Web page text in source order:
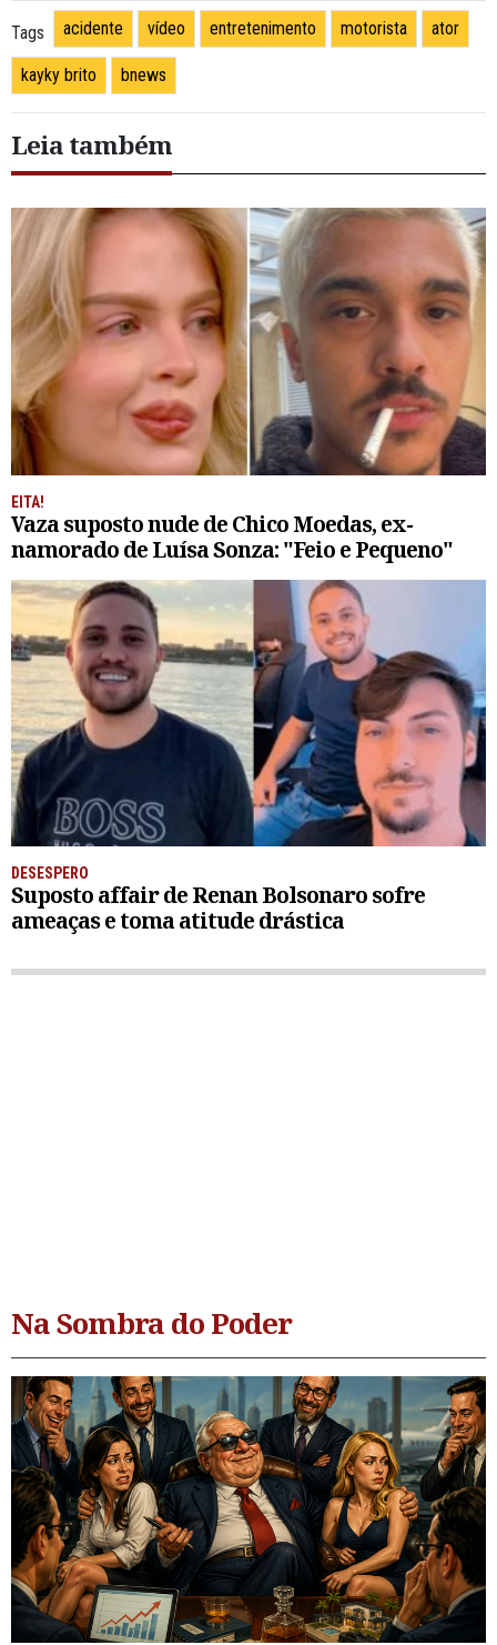
Tags acidente vídeo entretenimento motorista ator
kayky brito bnews
Leia também
EITA!
Vaza suposto nude de Chico Moedas, ex-
namorado de Luísa Sonza: "Feio e Pequeno"
DESESPERO
Suposto affair de Renan Bolsonaro sofre
ameaças e toma atitude drástica
Na Sombra do Poder